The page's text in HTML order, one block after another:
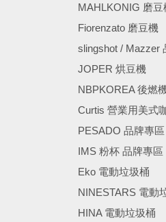
MAHLKONIG 磨豆
Fiorenzato 磨豆機
slingshot / Mazzer
JOPER 烘豆機
NBPKOREA 後燃
Curtis 營業用美式
PESADO 品牌專區
IMS 粉杯 品牌專區
Eko 電動垃圾桶
NINESTARS 電動
HINA 電動垃圾桶